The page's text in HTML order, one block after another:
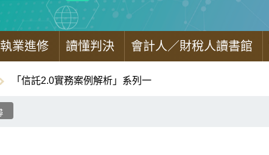
執業進修 讀懂判決 會計人／財稅人讀書館
「信託2.0實務案例解析」系列一